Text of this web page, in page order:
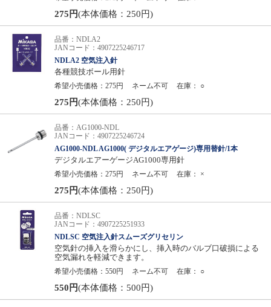
275円(本体価格：250円)
品番：NDLA2
JANコード：4907225246717
NDLA2 空気注入針
各種競技ボール用針
希望小売価格：275円
ネーム不可 在庫： ○
275円(本体価格：250円)
品番：AG1000-NDL
JANコード：4907225246724
AG1000-NDL AG1000( デジタルエアゲージ)専用替針/1本
デジタルエアーゲージAG1000専用針
希望小売価格：275円
ネーム不可 在庫： ×
275円(本体価格：250円)
品番：NDLSC
JANコード：4907225251933
NDLSC 空気注入針スムーズグリセリン
空気針の挿入を滑らかにし、挿入時のバルブ口破損による
空気漏れを軽減できます。
希望小売価格：550円
ネーム不可 在庫： ○
550円(本体価格：500円)